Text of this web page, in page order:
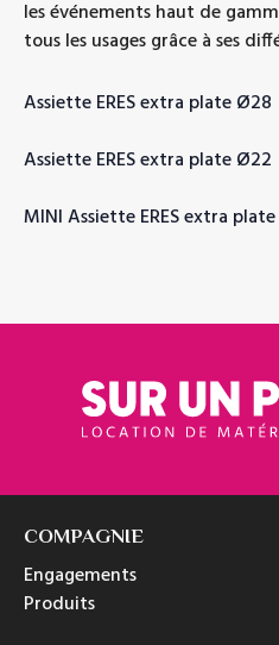
les événements haut de
tous les usages grâce à ses
Assiette ERES extra plate Ø28
Assiette ERES extra plate Ø22
MINI Assiette ERES extra
COMPAGNIE
Engagements
Produits